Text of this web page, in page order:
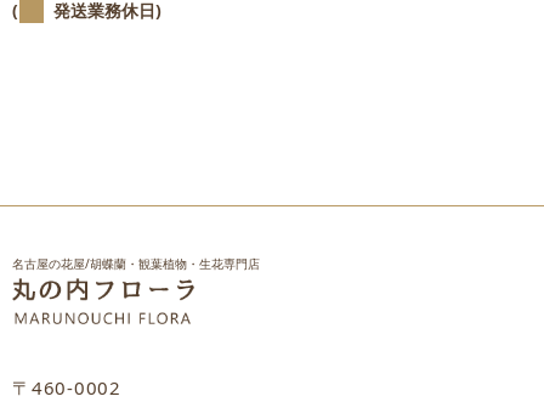
( 発送業務休日)
名古屋の花屋/胡蝶蘭・観葉植物・生花専門店
〒460-0002